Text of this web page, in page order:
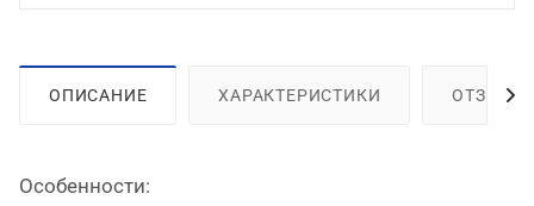
ОПИСАНИЕ ХАРАКТЕРИСТИКИ ОТЗЫВЫ
Особенности: